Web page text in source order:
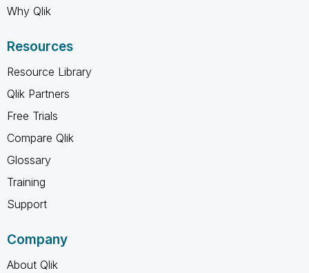
Why Qlik
Resources
Resource Library
Qlik Partners
Free Trials
Compare Qlik
Glossary
Training
Support
Company
About Qlik